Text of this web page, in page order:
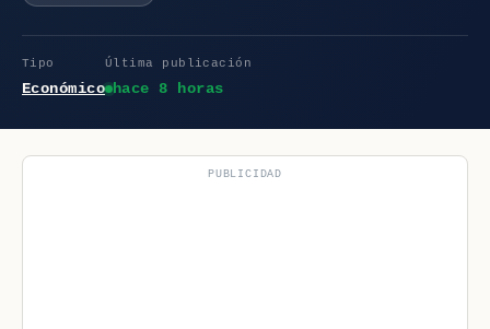
Tipo
Económico
Última publicación
hace 8 horas
PUBLICIDAD